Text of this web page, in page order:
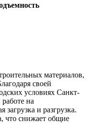
материалов,
своей
условиях Санкт-
на
загрузка и разгрузка.
что снижает общие